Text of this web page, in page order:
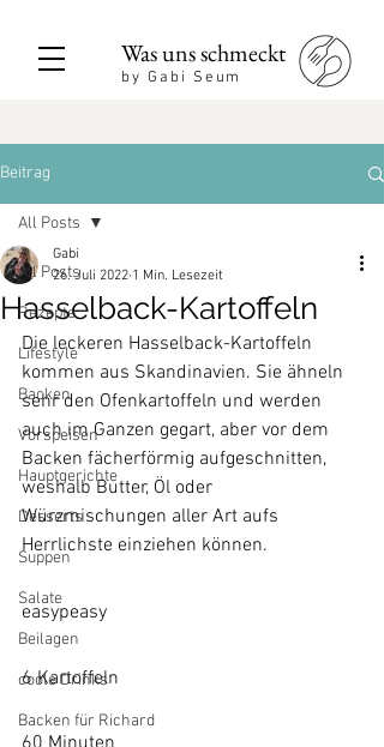
Was uns schmeckt
by Gabi Seum
Beitrag
All Posts
Rezepte
Lifestyle
Backen
Vorspeisen
Hauptgerichte
Desserts
Suppen
Salate
Beilagen
coole Drinks
Backen für Richard
All Posts
Hasselback-Kartoffeln
Gabi
26. Juli 2022 1 Min. Lesezeit
Die leckeren Hasselback-Kartoffeln
kommen aus Skandinavien. Sie ähneln
sehr den Ofenkartoffeln und werden
auch im Ganzen gegart, aber vor dem
Backen fächerförmig aufgeschnitten,
weshalb Butter, Öl oder
Würzmischungen aller Art aufs
Herrlichste einziehen können.
easypeasy
6 Kartoffeln